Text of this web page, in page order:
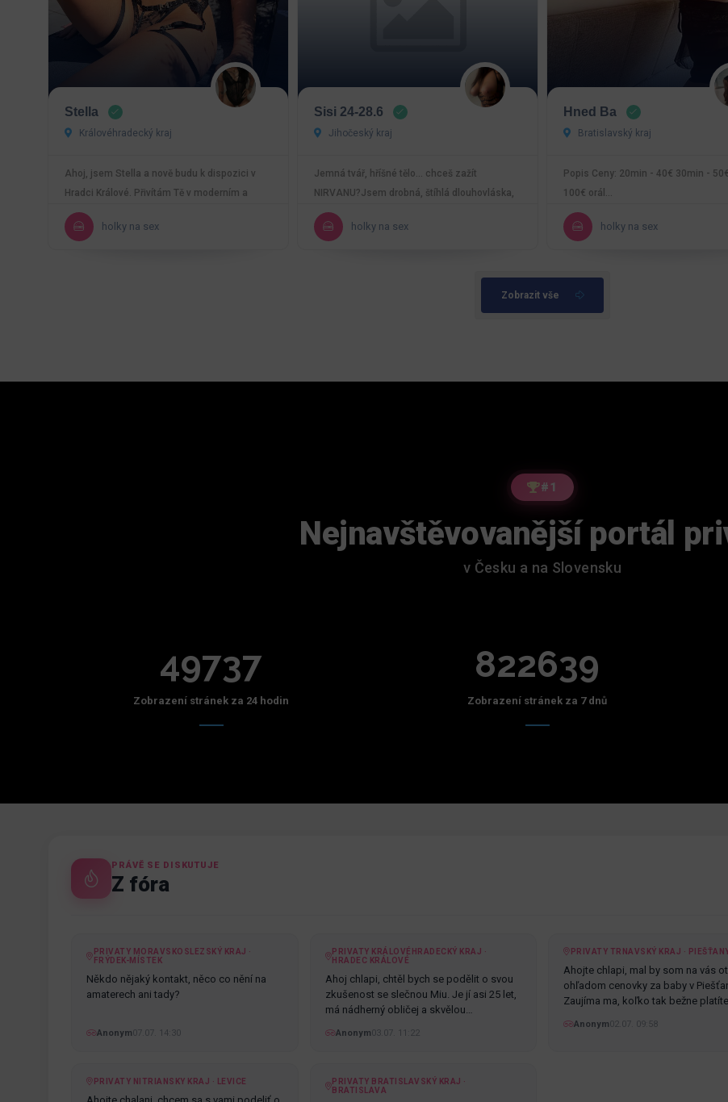
Stella
Královéhradecký kraj
Ahoj, jsem Stella a nově budu k dispozici v
Hradci Králové. Přivítám Tě v moderním a
příjemném…
holky na sex
Sisi 24-28.6
Jihočeský kraj
Jemná tvář, hříšné tělo… chceš zažít
NIRVANU?Jsem drobná, štíhlá dlouhovláska,
která v tobě probudí…
holky na sex
Hned Ba
Bratislavský kraj
Popis Ceny: 20min - 40€ 30min -
100€ orál…
holky na sex
Zobrazit vše
#1
Nejnavštěvovanější portál
v Česku a na Slovensku
49737
Zobrazení stránek za 24 hodin
822639
Zobrazení stránek za 7 dnů
PRÁVĚ SE DISKUTUJE
Z fóra
PRIVATY MORAVSKOSLEZSKÝ KRAJ ·
FRÝDEK-MÍSTEK
Někdo nějaký kontakt, něco co nění na
amaterech ani tady?
Anonym07.07. 14:30
PRIVATY KRÁLOVÉHRADECKÝ KRAJ ·
HRADEC KRÁLOVÉ
Ahoj chlapi, chtěl bych se podělit o svou
zkušenost se slečnou Miu. Je jí asi 25 let,
má nádherný obličej a skvělou…
Anonym03.07. 11:22
PRIVATY TRNAVSKÝ KRAJ ·
Ahojte chlapi, mal by som na vás
ohľadom cenovky za baby v
Zaujíma ma, koľko tak bežne platíte
Anonym02.07. 09:58
PRIVATY NITRIANSKY KRAJ · LEVICE
PRIVATY BRATISLAVSKÝ KRAJ ·
BRATISLAVA